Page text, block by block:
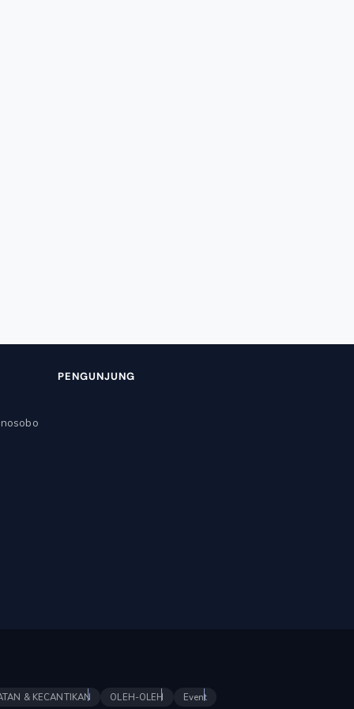
PENGUNJUNG
& KECANTIKAN OLEH-OLEH Event